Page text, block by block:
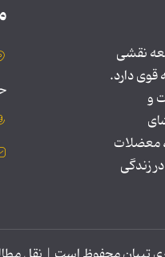
نقشی
دارد.
و
معضلات
زندگی